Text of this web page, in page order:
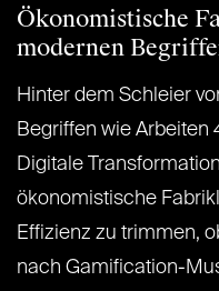
Ökonomistische
modernen
Hinter dem Schleier
Begriffen wie Arbeiten
Digitale
ökonomistische
Effizienz zu trimmen,
nach Gamification-